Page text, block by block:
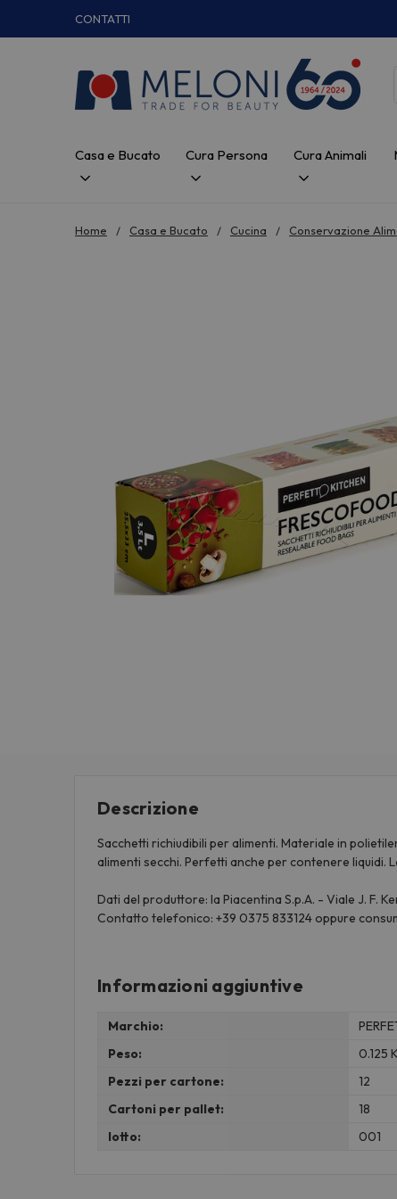
CONTATTI
Casa e Bucato Cura Persona Cura Animali
Home Casa e Bucato Cucina Conservazione
Descrizione
Sacchetti richiudibili per alimenti. Materiale in
alimenti secchi. Perfetti anche per contenere liquidi.
Dati del produttore: la Piacentina S.p.A. - Viale J. F.
Contatto telefonico: +39 0375 833124 oppure
Informazioni aggiuntive
Marchio:
Peso:
0.125
Pezzi per cartone:
12
Cartoni per pallet:
18
lotto:
001